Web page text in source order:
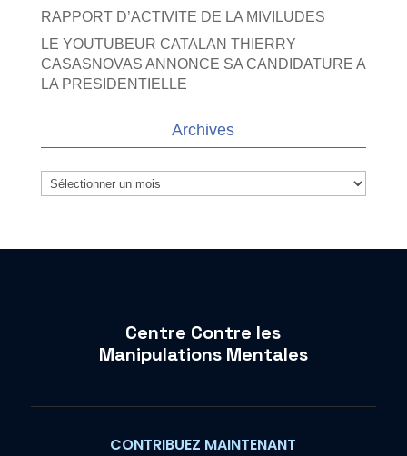
RAPPORT D’ACTIVITE DE LA MIVILUDES
LE YOUTUBEUR CATALAN THIERRY
CASASNOVAS ANNONCE SA CANDIDATURE A
LA PRESIDENTIELLE
Archives
Archives
Centre Contre les
Manipulations Mentales
CONTRIBUEZ MAINTENANT